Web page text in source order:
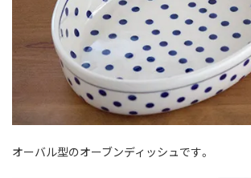
オーバル型のオーブンディッシュです。